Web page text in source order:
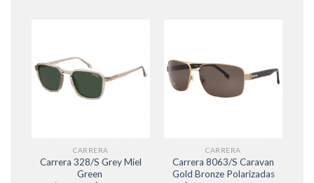
CARRERA
Carrera 328/S Grey Miel
Green
CARRERA
Carrera 8063/S Caravan
Gold Bronze Polarizadas